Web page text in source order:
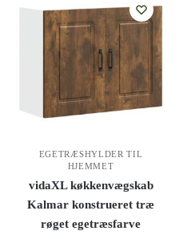
EGETRÆSHYLDER TIL
HJEMMET
vidaXL køkkenvægskab
Kalmar konstrueret træ
røget egetræsfarve